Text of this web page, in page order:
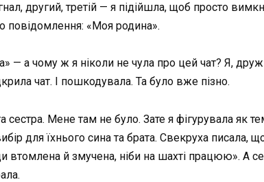
другий, третій — я підійшла, щоб просто
повідомлення: «Моя родина».
— а чому ж я ніколи не чула про цей чат? Я,
чат. І пошкодувала. Та було вже пізно.
сестра. Мене там не було. Зате я фігурувала як
для їхнього сина та брата. Свекруха
втомлена й змучена, ніби на шахті працюю». А